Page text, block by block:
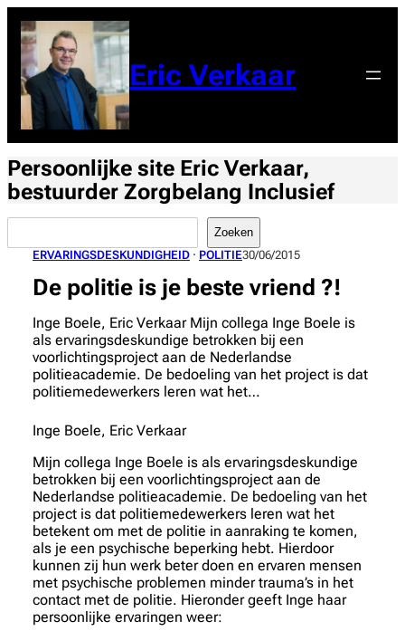
naar
de
inhoud
Eric Verkaar
Persoonlijke site Eric Verkaar,
bestuurder Zorgbelang Inclusief
Zoeken
ERVARINGSDESKUNDIGHEID · POLITIE30/06/2015
De politie is je beste vriend ?!
Inge Boele, Eric Verkaar Mijn collega Inge Boele is
als ervaringsdeskundige betrokken bij een
voorlichtingsproject aan de Nederlandse
politieacademie. De bedoeling van het project is dat
politiemedewerkers leren wat het…
Inge Boele, Eric Verkaar
Mijn collega Inge Boele is als ervaringsdeskundige
betrokken bij een voorlichtingsproject aan de
Nederlandse politieacademie. De bedoeling van het
project is dat politiemedewerkers leren wat het
betekent om met de politie in aanraking te komen,
als je een psychische beperking hebt. Hierdoor
kunnen zij hun werk beter doen en ervaren mensen
met psychische problemen minder trauma’s in het
contact met de politie. Hieronder geeft Inge haar
persoonlijke ervaringen weer: